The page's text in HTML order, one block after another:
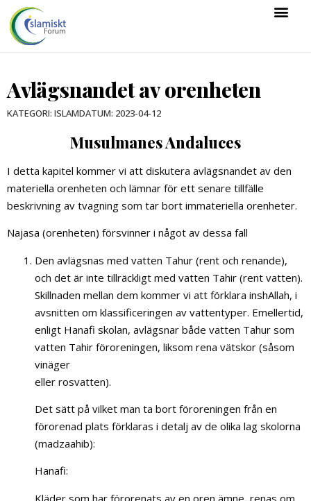
Avlägsnandet av orenheten
KATEGORI: ISLAMDATUM: 2023-04-12
Musulmanes Andaluces
I detta kapitel kommer vi att diskutera avlägsnandet av den
materiella orenheten och lämnar för ett senare tillfälle
beskrivning av tvagning som tar bort immateriella orenheter.
Najasa (orenheten) försvinner i något av dessa fall
Den avlägsnas med vatten Tahur (rent och renande),
och det är inte tillräckligt med vatten Tahir (rent vatten).
Skillnaden mellan dem kommer vi att förklara inshAllah, i
avsnitten om klassificeringen av vattentyper. Emellertid,
enligt Hanafi skolan, avlägsnar både vatten Tahur som
vatten Tahir föroreningen, liksom rena vätskor (såsom
vinäger
eller rosvatten).
Det sätt på vilket man ta bort föroreningen från en
förorenad plats förklaras i detalj av de olika lag skolorna
(madzaahib):
Hanafi:
Kläder som har förorenats av en oren ämne, renas om